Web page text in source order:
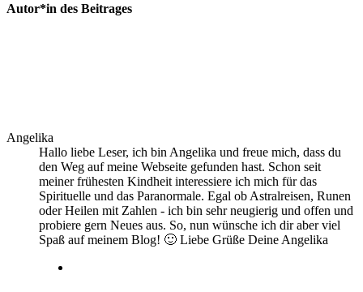
Autor*in des Beitrages
Angelika
Hallo liebe Leser, ich bin Angelika und freue mich, dass du
den Weg auf meine Webseite gefunden hast. Schon seit
meiner frühesten Kindheit interessiere ich mich für das
Spirituelle und das Paranormale. Egal ob Astralreisen, Runen
oder Heilen mit Zahlen - ich bin sehr neugierig und offen und
probiere gern Neues aus. So, nun wünsche ich dir aber viel
Spaß auf meinem Blog! 🙂 Liebe Grüße Deine Angelika